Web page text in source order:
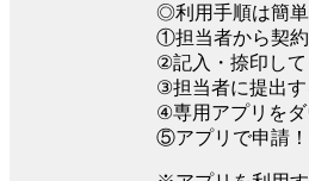
◎利用手順は簡
①担当者から契約
②記入・捺印して
③担当者に提出す
④専用アプリをダ
⑤アプリで申請！